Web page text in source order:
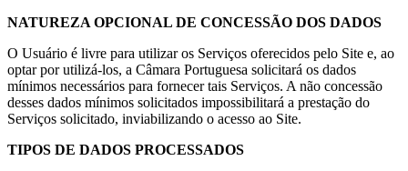
NATUREZA OPCIONAL DE CONCESSÃO DOS DADOS
O Usuário é livre para utilizar os Serviços oferecidos pelo Site e, ao
optar por utilizá-los, a Câmara Portuguesa solicitará os dados
mínimos necessários para fornecer tais Serviços. A não concessão
desses dados mínimos solicitados impossibilitará a prestação do
Serviços solicitado, inviabilizando o acesso ao Site.
TIPOS DE DADOS PROCESSADOS